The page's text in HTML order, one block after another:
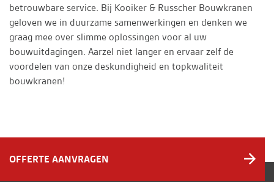
betrouwbare service. Bij Kooiker & Russcher Bouwkranen
geloven we in duurzame samenwerkingen en denken we
graag mee over slimme oplossingen voor al uw
bouwuitdagingen. Aarzel niet langer en ervaar zelf de
voordelen van onze deskundigheid en topkwaliteit
bouwkranen!
OFFERTE AANVRAGEN